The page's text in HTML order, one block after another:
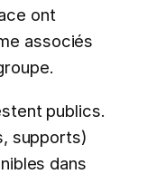
ont
associés
publics.
supports)
dans